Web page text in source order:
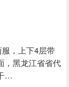
，上下4层带
，黑龙江省省代
…